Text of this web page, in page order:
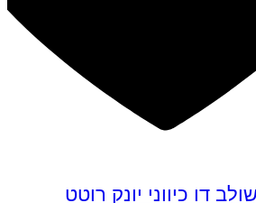
דו כיווני יונק רוטט